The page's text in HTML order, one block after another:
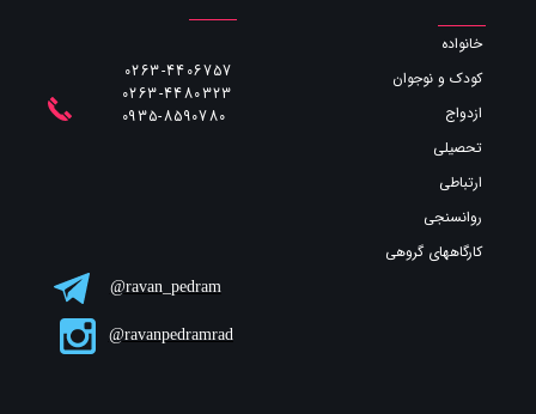
خانواده
کودک و نوجوان
ازدواج
تحصیلی
ارتباطی
روانسنجی
کارگاههای گروهی
0263-4406757
0263-4480323
ravan_pedram@
ravanpedramrad@